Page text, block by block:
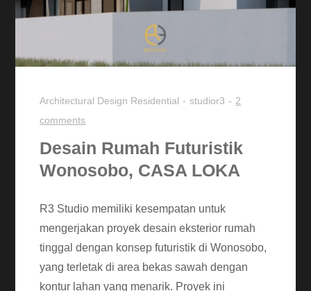
Architectural Design Residential studior3
2
comments
Desain Rumah Futuristik
Wonosobo, CASA LOKA
R3 Studio memiliki kesempatan untuk
mengerjakan proyek desain eksterior rumah
tinggal dengan konsep futuristik di Wonosobo,
yang terletak di area bekas sawah dengan
kontur lahan yang menarik. Proyek ini